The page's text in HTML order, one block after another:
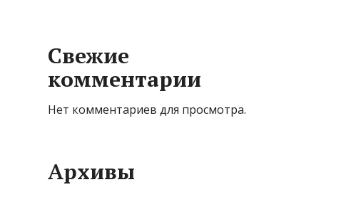
Свежие
комментарии
Нет комментариев для просмотра.
Архивы